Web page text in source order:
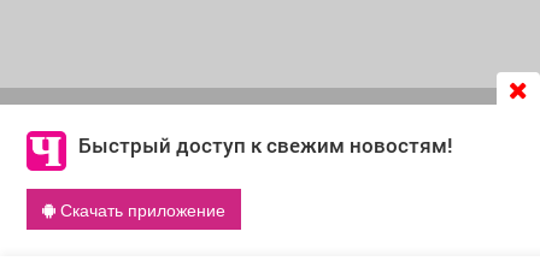
Быстрый доступ к свежим новостям!
Скачать приложение
согласие на обработку файлов cookie, которые
обеспечивают корректную работу сайта и сбора
информации для улучшения качества сервисов.
Что такое cookie